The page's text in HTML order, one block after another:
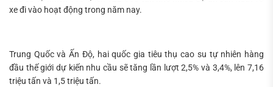
xe đi vào hoạt động trong năm nay.
Trung Quốc và Ấn Độ, hai quốc gia tiêu thụ cao su tự nhiên hàng
đầu thế giới dự kiến ​​nhu cầu sẽ tăng lần lượt 2,5% và 3,4%, lên 7,16
triệu tấn và 1,5 triệu tấn.